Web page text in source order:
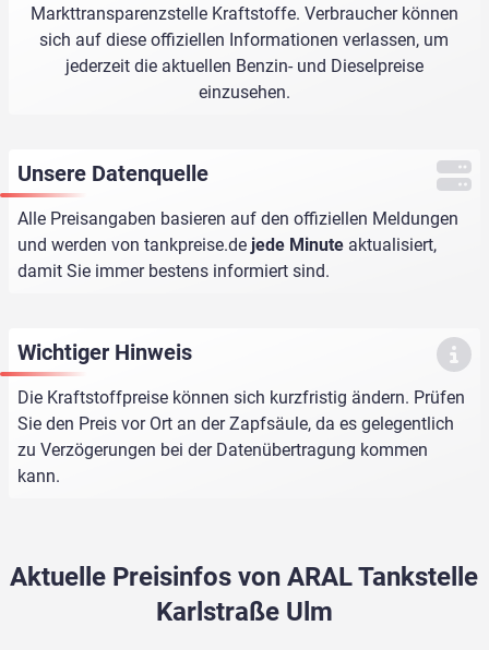
Markttransparenzstelle Kraftstoffe. Verbraucher können
sich auf diese offiziellen Informationen verlassen, um
jederzeit die aktuellen Benzin- und Dieselpreise
einzusehen.
Unsere Datenquelle
Alle Preisangaben basieren auf den offiziellen Meldungen
und werden von tankpreise.de jede Minute aktualisiert,
damit Sie immer bestens informiert sind.
Wichtiger Hinweis
Die Kraftstoffpreise können sich kurzfristig ändern. Prüfen
Sie den Preis vor Ort an der Zapfsäule, da es gelegentlich
zu Verzögerungen bei der Datenübertragung kommen
kann.
Aktuelle Preisinfos von ARAL Tankstelle
Karlstraße Ulm